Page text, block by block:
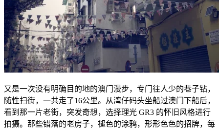
又是一次没有明确目的地的澳门漫步，专门往人少的巷子钻，
随性扫街，一共走了16公里。从湾仔码头坐船过澳门下船后，
看到那一片老街，突发奇想，选择理光 GR3 的怀旧风格进行
拍摄。那些错落的老房子，褪色的涂鸦，形形色色的招牌，每